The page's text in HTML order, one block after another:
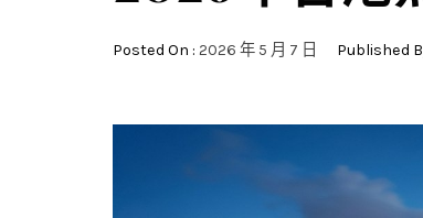
Posted On : 2026 年 5 月 7 日 Published